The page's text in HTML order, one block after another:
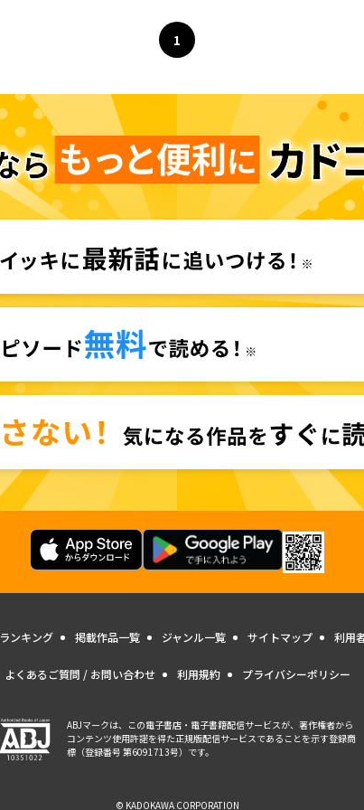
ページ
1
へ
ランキング 掲載作品一覧 ジャンル一覧 サイトマップ 利用
よくあるご質問 / お問い合わせ 利用規約 プライバシーポリシー
ABJマークは、この電子書店・電子書籍配信サービスが、著作権者から
コンテンツ使用許諾を得た正規版配信サービスであることを示す登録商
標（登録番号 第6091713号）です。
© KADOKAWA CORPORATION